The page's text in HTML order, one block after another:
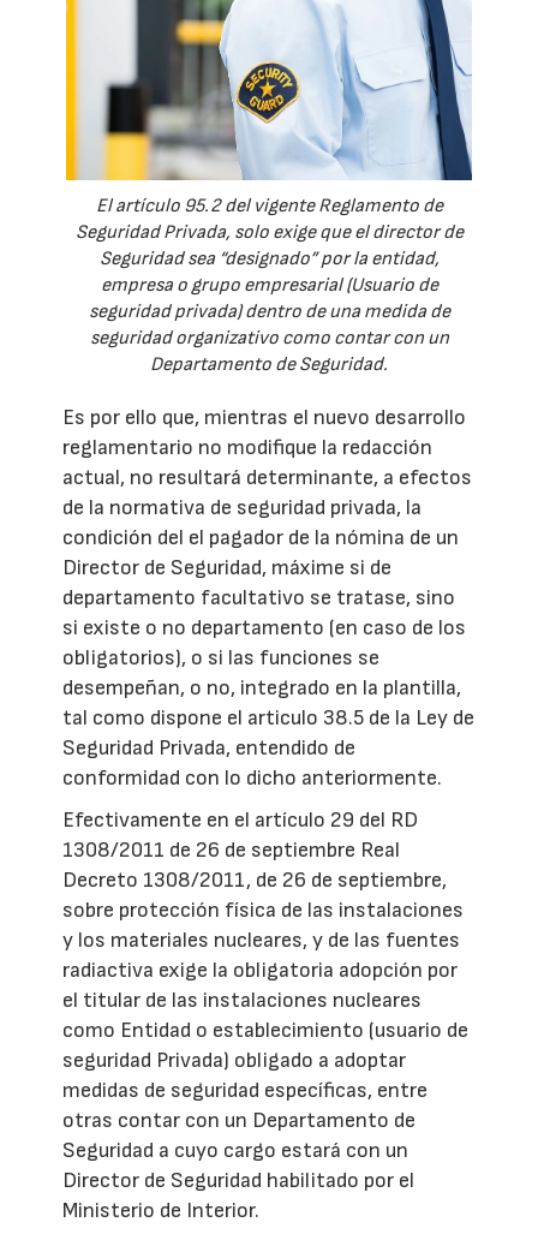
El artículo 95.2 del vigente Reglamento de
Seguridad Privada, solo exige que el director de
Seguridad sea “designado” por la entidad,
empresa o grupo empresarial (Usuario de
seguridad privada) dentro de una medida de
seguridad organizativo como contar con un
Departamento de Seguridad.
Es por ello que, mientras el nuevo desarrollo
reglamentario no modifique la redacción
actual, no resultará determinante, a efectos
de la normativa de seguridad privada, la
condición del el pagador de la nómina de un
Director de Seguridad, máxime si de
departamento facultativo se tratase, sino
si existe o no departamento (en caso de los
obligatorios), o si las funciones se
desempeñan, o no, integrado en la plantilla,
tal como dispone el articulo 38.5 de la Ley de
Seguridad Privada, entendido de
conformidad con lo dicho anteriormente.
Efectivamente en el artículo 29 del RD
1308/2011 de 26 de septiembre Real
Decreto 1308/2011, de 26 de septiembre,
sobre protección física de las instalaciones
y los materiales nucleares, y de las fuentes
radiactiva exige la obligatoria adopción por
el titular de las instalaciones nucleares
como Entidad o establecimiento (usuario de
seguridad Privada) obligado a adoptar
medidas de seguridad específicas, entre
otras contar con un Departamento de
Seguridad a cuyo cargo estará con un
Director de Seguridad habilitado por el
Ministerio de Interior.